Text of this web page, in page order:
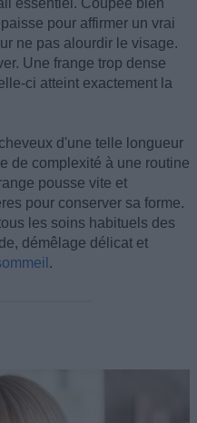
essentiel. Coupée bien
pour affirmer un vrai
ne pas alourdir le visage.
Une frange trop dense
ci atteint exactement la
d'une telle longueur
de complexité à une routine
pousse vite et
pour conserver sa forme.
les soins habituels des
démêlage délicat et
.